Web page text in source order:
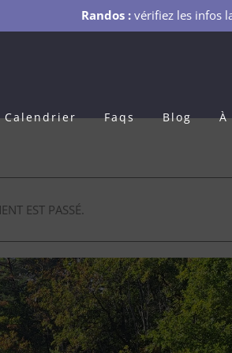
Randos : vérifiez les infos
Calendrier Faqs Blog À
EST PASSÉ.